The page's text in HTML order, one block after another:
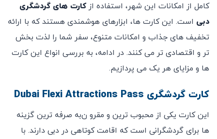
کامل از امکانات این شهر، استفاده ازکارت ‌های گردشگری
دبی است. این کارت ‌ها، ابزارهای هوشمندی هستند که با ارائه
تخفیف‌ های جذاب و امکانات متنوع، سفر شما را لذت ‌بخش
‌تر و اقتصادی ‌تر می‌ کنند. در ادامه، به بررسی انواع این کارت
‌ها و مزایای هر یک می ‌پردازیم.
کارت گردشگری Dubai Flexi Attractions Pass
این کارت یکی از محبوب ‌ترین و مقرو ن‌به ‌صرفه ‌ترین گزینه‌
ها برای گردشگرانی است که اقامت کوتاهی در دبی دارند. با